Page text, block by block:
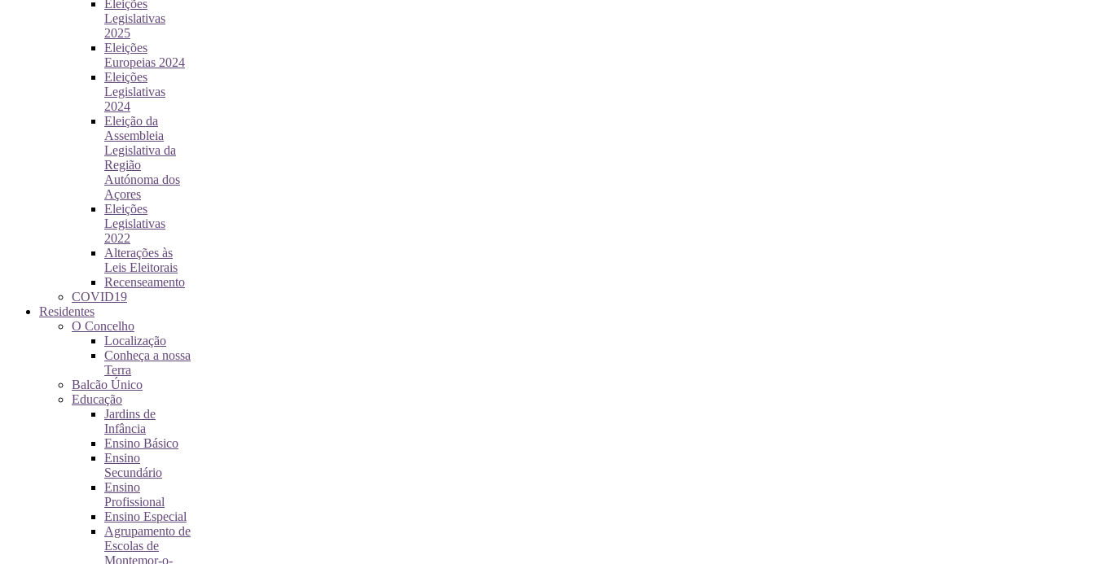
Eleições
Legislativas
2025
Eleições
Europeias 2024
Eleições
Legislativas
2024
Eleição da
Assembleia
Legislativa da
Região
Autónoma dos
Açores
Eleições
Legislativas
2022
Alterações às
Leis Eleitorais
Recenseamento
COVID19
Residentes
O Concelho
Localização
Conheça a nossa
Terra
Balcão Único
Educação
Jardins de
Infância
Ensino Básico
Ensino
Secundário
Ensino
Profissional
Ensino Especial
Agrupamento de
Escolas de
Montemor-o-